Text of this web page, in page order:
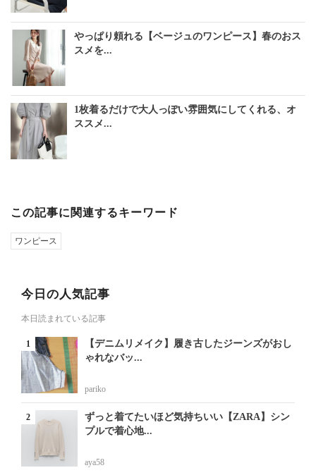
やっぱり頼れる【ベージュのワンピース】春のおス
スメを...
1枚着るだけで大人っぽい雰囲気にしてくれる、オ
ススメ...
この記事に関連するキーワード
ワンピース
今日の人気記事
本日読まれている記事
【デニムリメイク】履き古したジーンズがおし
ゃれなバッ...
pariko
ずっと着てたいほど気持ちいい【ZARA】シン
プルで着心地...
aya58